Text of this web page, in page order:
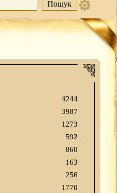
4244
3987
1273
592
860
163
256
1770